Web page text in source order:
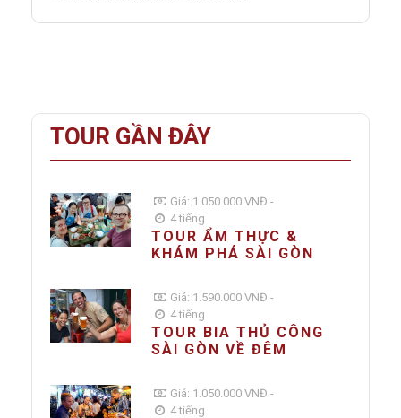
TOUR GẦN ĐÂY
Giá: 1.050.000 VNĐ -
4 tiếng
TOUR ẨM THỰC &
KHÁM PHÁ SÀI GÒN
Giá: 1.590.000 VNĐ -
4 tiếng
TOUR BIA THỦ CÔNG
SÀI GÒN VỀ ĐÊM
Giá: 1.050.000 VNĐ -
4 tiếng